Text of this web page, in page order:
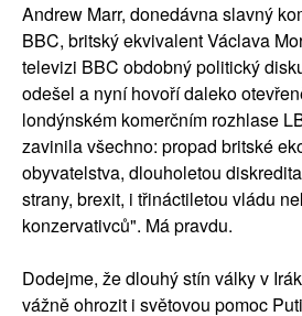
Andrew Marr, donedávna slavný
BBC, britský ekvivalent Václava
televizi BBC obdobný politický
odešel a nyní hovoří daleko
londýnském komerčním rozhlase
zavinila všechno: propad britské
obyvatelstva, dlouholetou
strany, brexit, i třináctiletou vládu
konzervativců". Má pravdu.
Dodejme, že dlouhý stín války v
vážně ohrozit i světovou pomoc